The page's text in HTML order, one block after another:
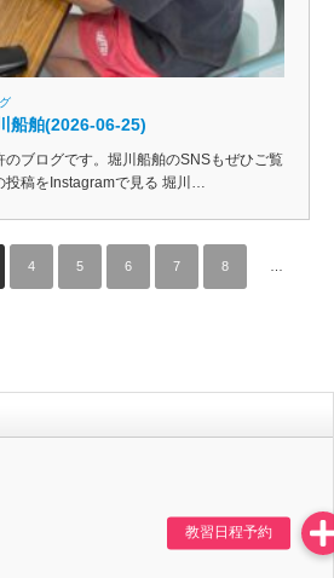
船舶(2026-06-25)
ブログです。堀川船舶のSNSもぜひご覧
投稿をInstagramで見る 堀川…
4 5 6 7 8